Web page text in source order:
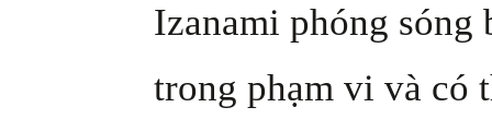
Izanami phóng
trong phạm vi và có